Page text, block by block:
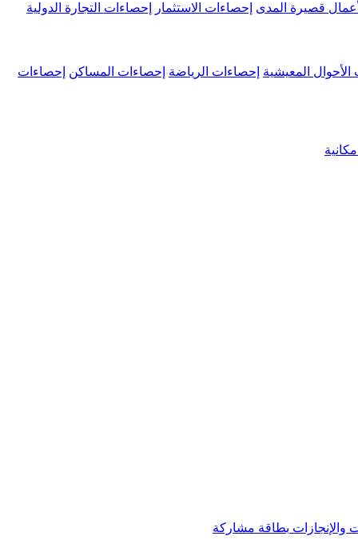
قصيرة المدى إحصاءات الاستثمار إحصاءات التجارة الدولية
الأحوال المعيشية إحصاءات الرياضة إحصاءات المساكن إحصاءات
والإنجازات بطاقة مشاركة